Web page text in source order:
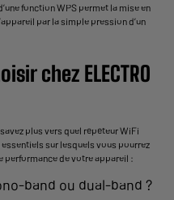
fonction WPS permet la mise en
par la simple pression d’un
chez ELECTRO
plus vers quel répéteur WiFi
sur lesquels vous pourrez
performance de votre appareil :
band ou dual-band ?